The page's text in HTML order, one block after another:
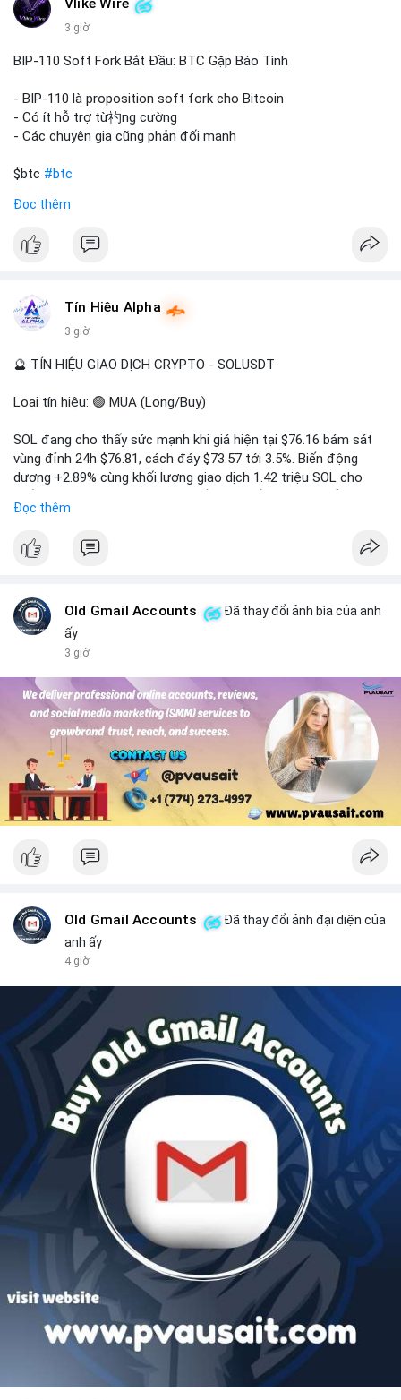
thể phản ánh ba kịch bản chính: thứ nhất, cá voi đang chuẩn bị
thanh khoản bằng cách chuyển lên sàn giao dịch, tạo áp lực
giữ dài hạn, thể hiện niềm tin vào xu hướng tăng; thứ ba, hành
Với mức giá 65K, khối lượng này không quá lớn để gây sốc
thanh khoản tức thời, nhưng vẫn đủ sức tạo biến động tâm lý
ngắn hạn nếu hướng đến sàn tập trung.
Lời khuyên cho nhà đầu tư nhỏ lẻ:
hướng đi của dòng tiền. Tránh hành động theo cảm xúc, ưu
rõ ràng về đích đến của số BTC này.
#dongtienlon
Vlike Wire
3 giờ
BIP-110 Soft Fork Bắt Đầu: BTC Gặp Báo Tình
- BIP-110 là proposition soft fork cho Bitcoin
- Có ít hỗ trợ từ礿ng cường
- Các chuyên gia cũng phản đối mạnh
$btc #btc
#vlikevn #titanbot
📰 Nguồn: CoinDesk
Đọc thêm
Tín Hiệu Alpha
3 giờ
🔮 TÍN HIỆU GIAO DỊCH CRYPTO - SOLUSDT
Loại tín hiệu: 🟢 MUA (Long/Buy)
SOL đang cho thấy sức mạnh khi giá hiện tại $76.16 bám sát
vùng đỉnh 24h $76.81, cách đáy $73.57 tới 3.5%. Biến động
dương +2.89% cùng khối lượng giao dịch 1.42 triệu SOL cho
hoàn toàn nhịp điều chỉnh.
Khuyến nghị giao dịch cụ thể:
- Mục tiêu chốt lời: TP1: 77.50, TP2: 78.80
- Cắt lỗ: 74.90 (dưới vùng hỗ trợ gần nhất)
chốt 50% vị thế tại TP1 và dời stop loss về điểm hòa vốn.
#solusdt #longsol #vung76 #breakoutsol #lenhmuasol
Đọc thêm
Old Gmail Accounts
Đã thay đổi ảnh bìa của anh
ấy
3 giờ
Old Gmail Accounts
Đã thay đổi ảnh đại diện của
anh ấy
4 giờ